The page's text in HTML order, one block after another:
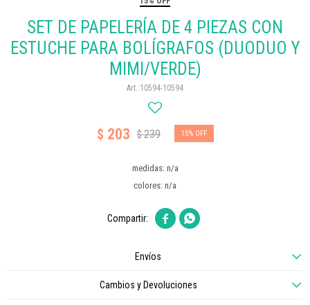
SET DE PAPELERÍA DE 4 PIEZAS CON
ESTUCHE PARA BOLÍGRAFOS (DUODUO Y
MIMI/VERDE)
10594-10594
$ 203 $239 15
medidas: n/a
colores: n/a
 
Envíos
Cambios y Devoluciones